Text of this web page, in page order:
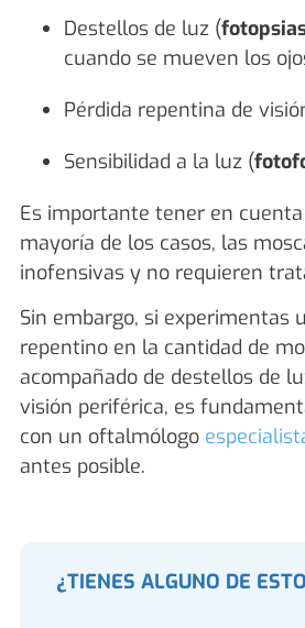
Destellos de luz (
cuando se mueven los
Pérdida repentina de
Sensibilidad a la luz (
Es importante tener en
mayoría de los casos, las
inofensivas y no requieren
Sin embargo, si experimentas
repentino en la cantidad de
acompañado de destellos de
visión periférica, es
con un oftalmólogo
antes posible.
¿TIENES ALGUNO DE